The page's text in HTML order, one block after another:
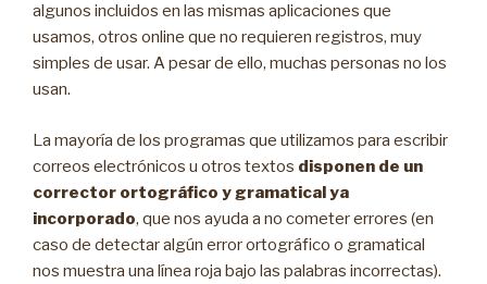
algunos incluidos en las mismas aplicaciones que
usamos, otros online que no requieren registros, muy
simples de usar. A pesar de ello, muchas personas no los
usan.
La mayoría de los programas que utilizamos para escribir
correos electrónicos u otros textos disponen de un
corrector ortográfico y gramatical ya
incorporado, que nos ayuda a no cometer errores (en
caso de detectar algún error ortográfico o gramatical
nos muestra una línea roja bajo las palabras incorrectas).